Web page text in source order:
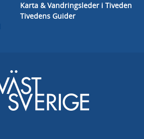
Karta & Vandringsleder i Tiveden
Tivedens Guider